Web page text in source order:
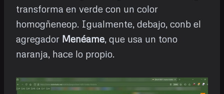
transforma en verde con un color
homogñeneop. Igualmente, debajo, conb el
agregador Menéame, que usa un tono
naranja, hace lo propio.